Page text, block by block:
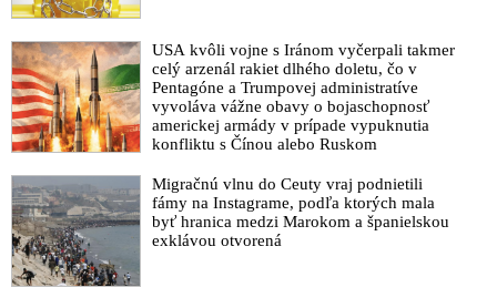
USA kvôli vojne s Iránom vyčerpali takmer
celý arzenál rakiet dlhého doletu, čo v
Pentagóne a Trumpovej administratíve
vyvoláva vážne obavy o bojaschopnosť
americkej armády v prípade vypuknutia
konfliktu s Čínou alebo Ruskom
Migračnú vlnu do Ceuty vraj podnietili
fámy na Instagrame, podľa ktorých mala
byť hranica medzi Marokom a španielskou
exklávou otvorená